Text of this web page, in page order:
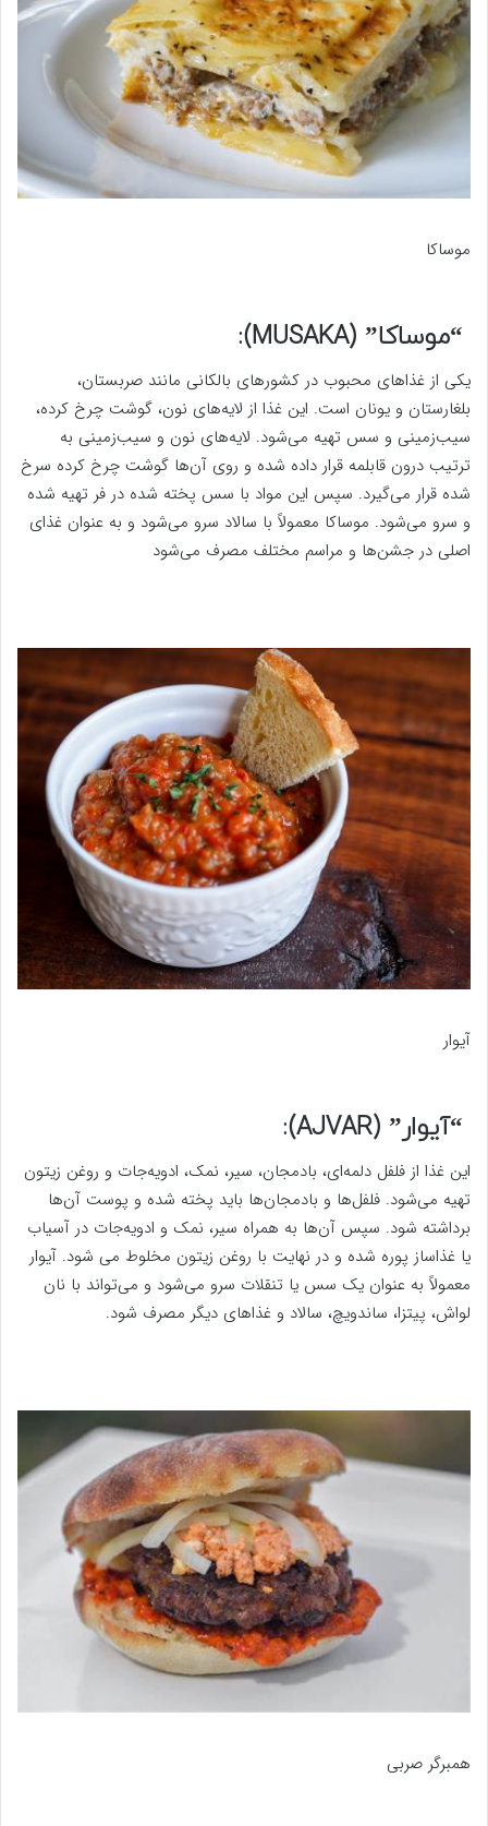
موساکا
“موساکا” (MUSAKA):
یکی از غذاهای محبوب در کشورهای بالکانی مانند صربستان،
بلغارستان و یونان است. این غذا از لایه‌های نون، گوشت چرخ کرده،
سیب‌زمینی و سس تهیه می‌شود. لایه‌های نون و سیب‌زمینی به
ترتیب درون قابلمه قرار داده شده و روی آن‌ها گوشت چرخ کرده سرخ
شده قرار می‌گیرد. سپس این مواد با سس پخته شده در فر تهیه شده
و سرو می‌شود. موساکا معمولاً با سالاد سرو می‌شود و به عنوان غذای
اصلی در جشن‌ها و مراسم مختلف مصرف می‌شود
آیوار
“آیوار” (AJVAR):
این غذا از فلفل دلمه‌ای، بادمجان، سیر، نمک، ادویه‌جات و روغن زیتون
تهیه می‌شود. فلفل‌ها و بادمجان‌ها باید پخته شده و پوست آن‌ها
برداشته شود. سپس آن‌ها به همراه سیر، نمک و ادویه‌جات در آسیاب
یا غذاساز پوره شده و در نهایت با روغن زیتون مخلوط می شود. آیوار
معمولاً به عنوان یک سس یا تنقلات سرو می‌شود و می‌تواند با نان
لواش، پیتزا، ساندویچ، سالاد و غذاهای دیگر مصرف شود.
همبرگر صربی